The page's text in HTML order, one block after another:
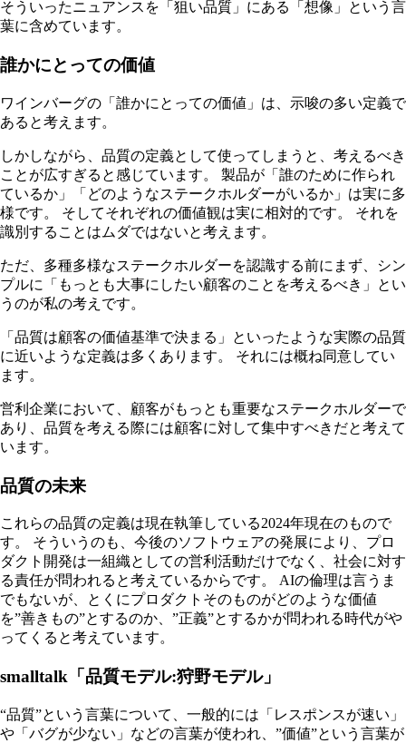
そういったニュアンスを「狙い品質」にある「想像」という言
葉に含めています。
誰かにとっての価値
ワインバーグの「誰かにとっての価値」は、示唆の多い定義で
あると考えます。
しかしながら、品質の定義として使ってしまうと、考えるべき
ことが広すぎると感じています。 製品が「誰のために作られ
ているか」「どのようなステークホルダーがいるか」は実に多
様です。 そしてそれぞれの価値観は実に相対的です。 それを
識別することはムダではないと考えます。
ただ、多種多様なステークホルダーを認識する前にまず、シン
プルに「もっとも大事にしたい顧客のことを考えるべき」とい
うのが私の考えです。
「品質は顧客の価値基準で決まる」といったような実際の品質
に近いような定義は多くあります。 それには概ね同意してい
ます。
営利企業において、顧客がもっとも重要なステークホルダーで
あり、品質を考える際には顧客に対して集中すべきだと考えて
います。
品質の未来
これらの品質の定義は現在執筆している2024年現在のもので
す。 そういうのも、今後のソフトウェアの発展により、プロ
ダクト開発は一組織としての営利活動だけでなく、社会に対す
る責任が問われると考えているからです。 AIの倫理は言うま
でもないが、とくにプロダクトそのものがどのような価値
を”善きもの”とするのか、”正義”とするかが問われる時代がや
ってくると考えています。
smalltalk「品質モデル:狩野モデル」
“品質”という言葉について、一般的には「レスポンスが速い」
や「バグが少ない」などの言葉が使われ、”価値”という言葉が